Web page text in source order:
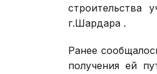
строительства
г.Шардара .
Ранее
получения ей